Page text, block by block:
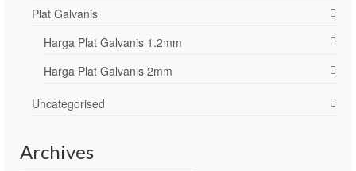
Plat Galvanis
Harga Plat Galvanis 1.2mm
Harga Plat Galvanis 2mm
Uncategorised
Archives